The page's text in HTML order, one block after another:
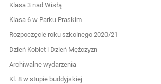
Klasa 3 nad Wisłą
Klasa 6 w Parku Praskim
Rozpoczęcie roku szkolnego 2020/21
Dzień Kobiet i Dzień Mężczyzn
Archiwalne wydarzenia
Kl. 8 w stupie buddyjskiej